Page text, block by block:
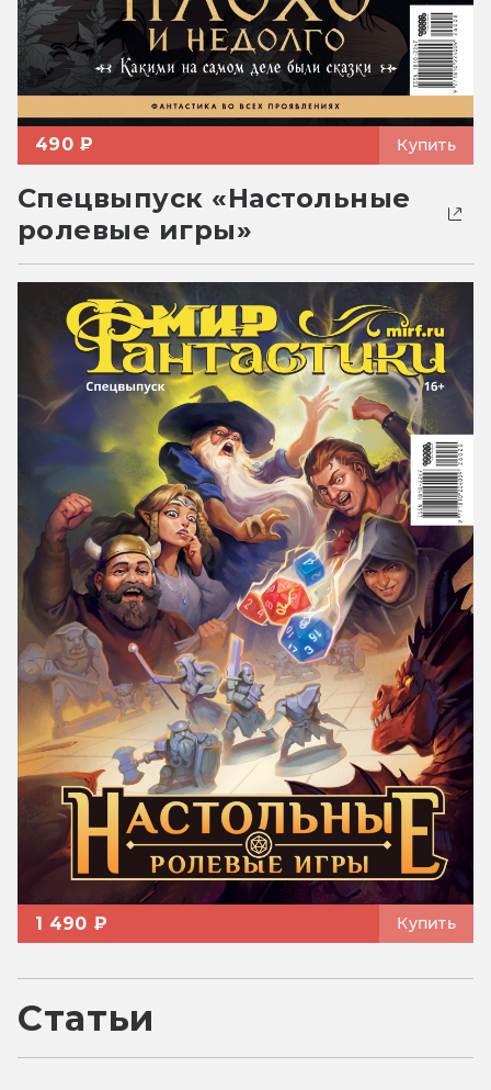
490 ₽ Купить
Спецвыпуск «Настольные
ролевые игры»
1 490 ₽ Купить
Статьи